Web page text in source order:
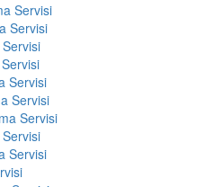
Servisi
Servisi
Servisi
Servisi
Servisi
Servisi